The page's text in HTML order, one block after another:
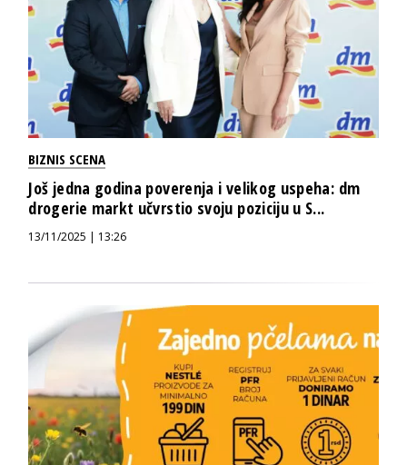
BIZNIS SCENA
Još jedna godina poverenja i velikog uspeha: dm
drogerie markt učvrstio svoju poziciju u S...
13/11/2025 | 13:26